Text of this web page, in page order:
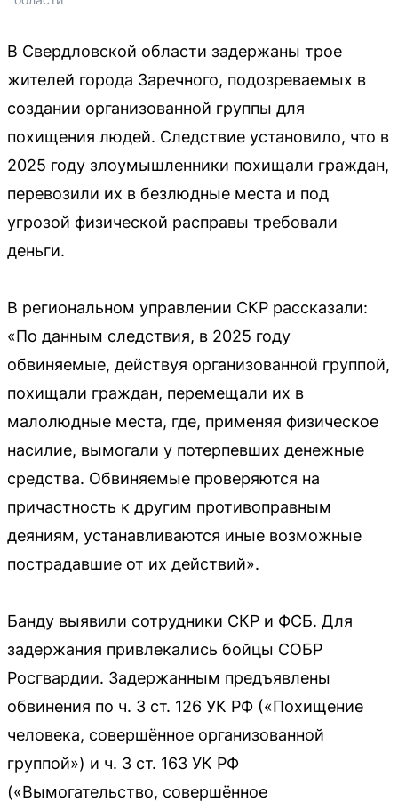
В Свердловской области задержаны трое
жителей города Заречного, подозреваемых в
создании организованной группы для
похищения людей. Следствие установило, что в
2025 году злоумышленники похищали граждан,
перевозили их в безлюдные места и под
угрозой физической расправы требовали
деньги.
В региональном управлении СКР рассказали:
«По данным следствия, в 2025 году
обвиняемые, действуя организованной группой,
похищали граждан, перемещали их в
малолюдные места, где, применяя физическое
насилие, вымогали у потерпевших денежные
средства. Обвиняемые проверяются на
причастность к другим противоправным
деяниям, устанавливаются иные возможные
пострадавшие от их действий».
Банду выявили сотрудники СКР и ФСБ. Для
задержания привлекались бойцы СОБР
Росгвардии. Задержанным предъявлены
обвинения по ч. 3 ст. 126 УК РФ («Похищение
человека, совершённое организованной
группой») и ч. 3 ст. 163 УК РФ
(«Вымогательство, совершённое